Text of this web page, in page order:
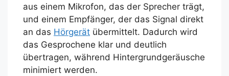
aus einem Mikrofon, das der Sprecher trägt,
und einem Empfänger, der das Signal direkt
an das Hörgerät übermittelt. Dadurch wird
das Gesprochene klar und deutlich
übertragen, während Hintergrundgeräusche
minimiert werden.